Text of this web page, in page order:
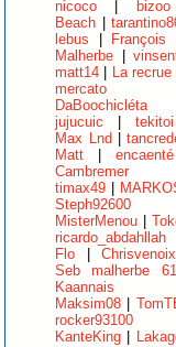
nicoco
bizoo
Beach |
lebus
François
Malherbe |
matt14
La recrue
mercato
DaBoochicléta
jujucuic
tekitoi
Max Lnd |
Matt
encaenté
Cambremer
timax49
Steph92600
MisterMenou
ricardo_abdahllah
Flo |Chrisvenoix
Seb malherbe 61
Kaannais
Maksim08
rocker93100
KanteKing